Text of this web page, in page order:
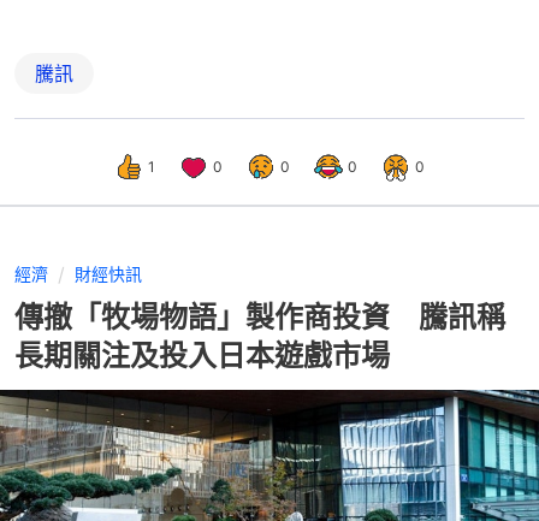
騰訊
1 0 0 0 0
經濟 財經快訊
傳撤「牧場物語」製作商投資 騰訊稱
長期關注及投入日本遊戲市場